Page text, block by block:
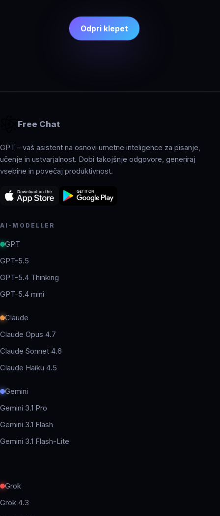
Odpri klepet
Free Chat
GPT – vaš asistent na osnovi umetne inteligence za pisanje,
učenje in ustvarjalnost. Dobi takojšnje odgovore, generiraj
vsebine in povečaj produktivnost.
AI-MODELLER
GPT
GPT-5.5
GPT-5.4 Thinking
GPT-5.4 mini
Claude
Claude Opus 4.7
Claude Sonnet 4.6
Claude Haiku 4.5
Gemini
Gemini 3.1 Pro
Gemini 3.1 Flash
Gemini 3.1 Flash-Lite
Grok
Grok 4.3